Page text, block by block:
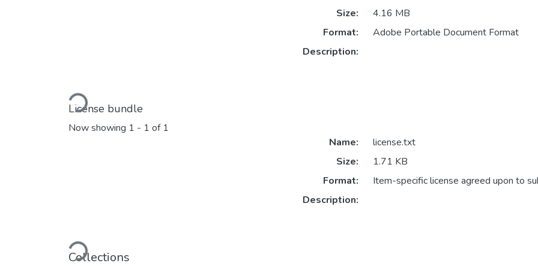
Loading...
Size:
4.16 MB
Format:
Adobe Portable Document Format
Description:
License bundle
Now showing 1 - 1 of 1
Loading...
Name:
license.txt
Size:
1.71 KB
Format:
Item-specific license agreed upon to
Description:
Collections